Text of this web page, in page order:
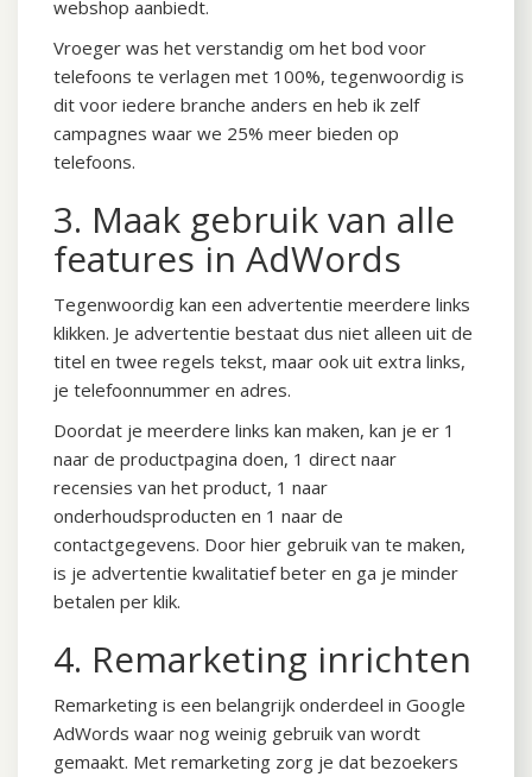
webshop aanbiedt.
Vroeger was het verstandig om het bod voor
telefoons te verlagen met 100%, tegenwoordig is
dit voor iedere branche anders en heb ik zelf
campagnes waar we 25% meer bieden op
telefoons.
3. Maak gebruik van alle
features in AdWords
Tegenwoordig kan een advertentie meerdere links
klikken. Je advertentie bestaat dus niet alleen uit de
titel en twee regels tekst, maar ook uit extra links,
je telefoonnummer en adres.
Doordat je meerdere links kan maken, kan je er 1
naar de productpagina doen, 1 direct naar
recensies van het product, 1 naar
onderhoudsproducten en 1 naar de
contactgegevens. Door hier gebruik van te maken,
is je advertentie kwalitatief beter en ga je minder
betalen per klik.
4. Remarketing inrichten
Remarketing is een belangrijk onderdeel in Google
AdWords waar nog weinig gebruik van wordt
gemaakt. Met remarketing zorg je dat bezoekers